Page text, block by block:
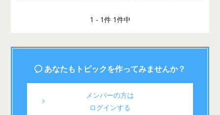
1 - 1件 1件中
あなたもトピックを作ってみませんか？
メンバーの方は
ログインする